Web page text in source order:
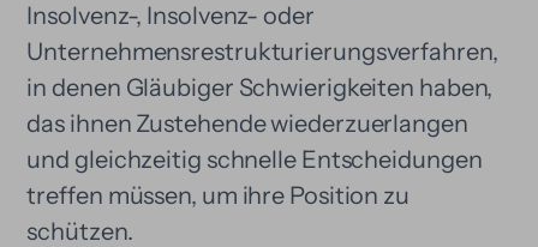
Insolvenz-, Insolvenz- oder
Unternehmensrestrukturierungsverfahren,
in denen Gläubiger Schwierigkeiten haben,
das ihnen Zustehende wiederzuerlangen
und gleichzeitig schnelle Entscheidungen
treffen müssen, um ihre Position zu
schützen.